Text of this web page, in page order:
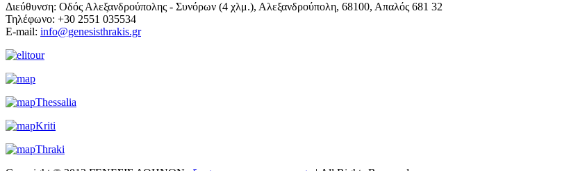
Διεύθυνση: Οδός Αλεξανδρούπολης - Συνόρων (4 χλμ.), Αλεξανδρούπολη, 68100, Απαλός 681 32
Τηλέφωνο: +30 2551 035534
E-mail: info@genesisthrakis.gr